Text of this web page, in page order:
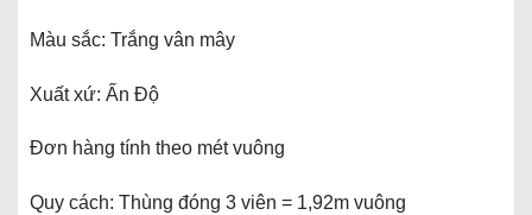
Màu sắc: Trắng vân mây
Xuất xứ: Ấn Độ
Đơn hàng tính theo mét vuông
Quy cách: Thùng đóng 3 viên = 1,92m vuông